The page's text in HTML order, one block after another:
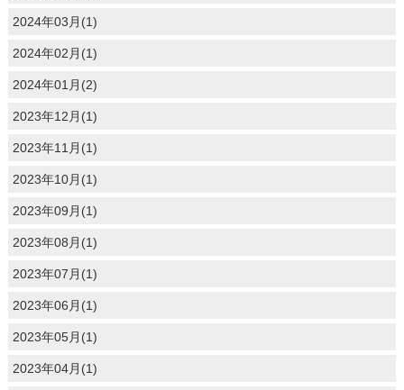
2024年03月(1)
2024年02月(1)
2024年01月(2)
2023年12月(1)
2023年11月(1)
2023年10月(1)
2023年09月(1)
2023年08月(1)
2023年07月(1)
2023年06月(1)
2023年05月(1)
2023年04月(1)